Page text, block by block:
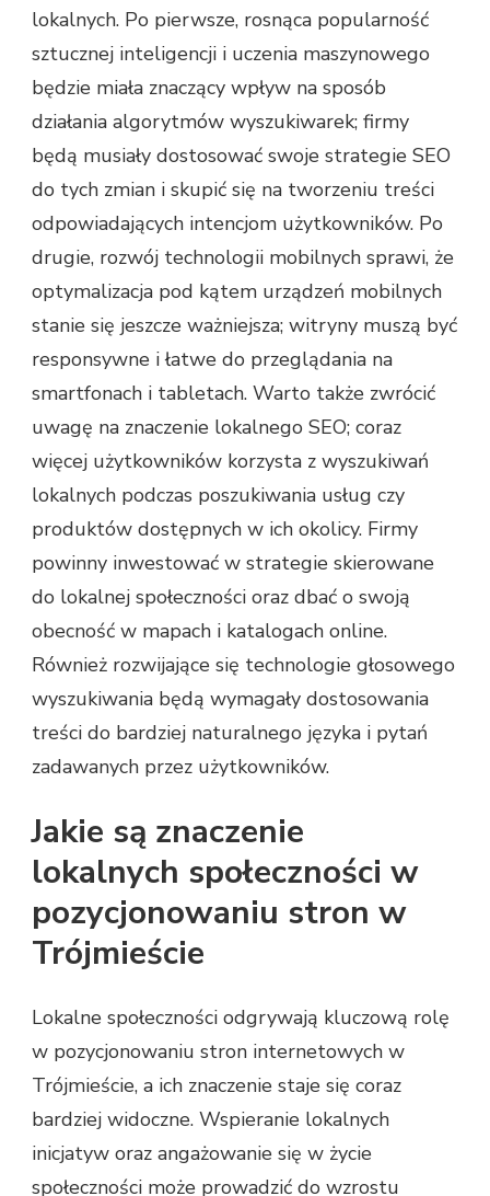
lokalnych. Po pierwsze, rosnąca popularność
sztucznej inteligencji i uczenia maszynowego
będzie miała znaczący wpływ na sposób
działania algorytmów wyszukiwarek; firmy
będą musiały dostosować swoje strategie SEO
do tych zmian i skupić się na tworzeniu treści
odpowiadających intencjom użytkowników. Po
drugie, rozwój technologii mobilnych sprawi, że
optymalizacja pod kątem urządzeń mobilnych
stanie się jeszcze ważniejsza; witryny muszą być
responsywne i łatwe do przeglądania na
smartfonach i tabletach. Warto także zwrócić
uwagę na znaczenie lokalnego SEO; coraz
więcej użytkowników korzysta z wyszukiwań
lokalnych podczas poszukiwania usług czy
produktów dostępnych w ich okolicy. Firmy
powinny inwestować w strategie skierowane
do lokalnej społeczności oraz dbać o swoją
obecność w mapach i katalogach online.
Również rozwijające się technologie głosowego
wyszukiwania będą wymagały dostosowania
treści do bardziej naturalnego języka i pytań
zadawanych przez użytkowników.
Jakie są znaczenie
lokalnych społeczności w
pozycjonowaniu stron w
Trójmieście
Lokalne społeczności odgrywają kluczową rolę
w pozycjonowaniu stron internetowych w
Trójmieście, a ich znaczenie staje się coraz
bardziej widoczne. Wspieranie lokalnych
inicjatyw oraz angażowanie się w życie
społeczności może prowadzić do wzrostu